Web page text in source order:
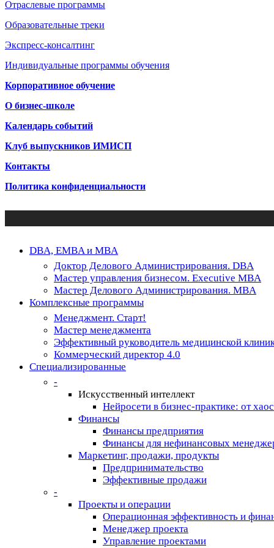
Отраслевые программы
Образовательные треки
Экспресс-консалтинг
Индивидуальные программы обучения
Корпоративное обучение
О бизнес-школе
Календарь событий
Клуб выпускников ИМИСП
Контакты
Политика конфиденциальности
Close
DBA, EMBA и MBA
Доктор Делового Администрирования. DBA
Мастер управления бизнесом. Executive MBA
Мастер Делового Администрирования. MBA
Комплексные программы
Менеджмент. Старт!
Мастер менеджмента
Эффективный руководитель медицинской
Коммерческий директор 4.0
Специализированные
-
Искусственный интеллект
Нейросети в бизнес-практике: от
Финансы
Финансы предприятия
Финансы для нефинансовых
Маркетинг, продажи, продукты
Предпринимательство
Эффективные продажи
-
Проекты и операции
Операционная эффективность и
Менеджер проекта
Управление проектами